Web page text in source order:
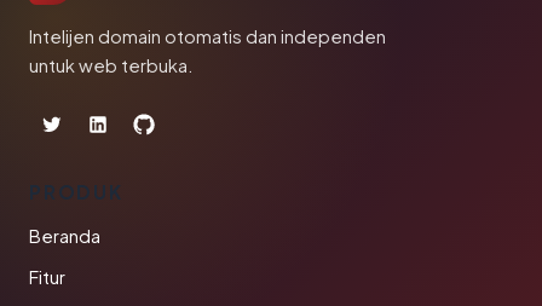
Intelijen domain otomatis dan independen
untuk web terbuka.
PRODUK
Beranda
Fitur